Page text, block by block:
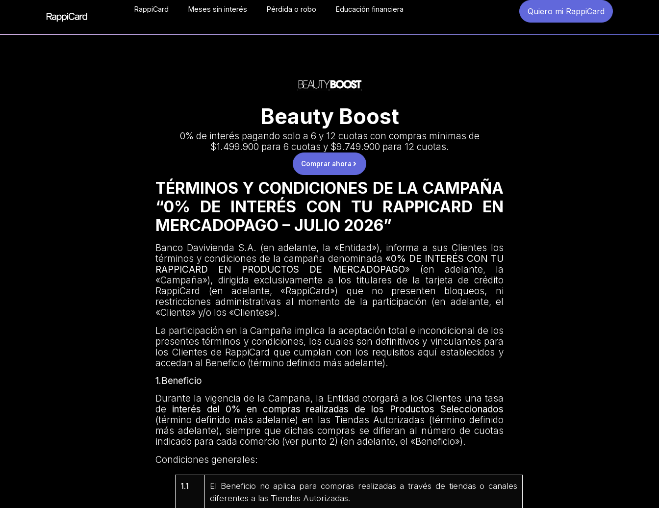
RappiCard Meses sin interés Pérdida o robo Educación financiera Quiero mi RappiCard
Beauty Boost
0% de interés pagando solo a 6 y 12 cuotas con compras mínimas de
$1.499.900 para 6 cuotas y $9.749.900 para 12 cuotas.
Comprar ahora
TÉRMINOS Y CONDICIONES DE LA CAMPAÑA
“0% DE INTERÉS CON TU RAPPICARD EN
MERCADOPAGO – JULIO 2026”
Banco Davivienda S.A. (en adelante, la «Entidad»), informa a sus Clientes los
términos y condiciones de la campaña denominada «0% DE INTERÉS CON TU
RAPPICARD EN PRODUCTOS DE MERCADOPAGO» (en adelante, la
«Campaña»), dirigida exclusivamente a los titulares de la tarjeta de crédito
RappiCard (en adelante, «RappiCard») que no presenten bloqueos, ni
restricciones administrativas al momento de la participación (en adelante, el
«Cliente» y/o los «Clientes»).
La participación en la Campaña implica la aceptación total e incondicional de los
presentes términos y condiciones, los cuales son definitivos y vinculantes para
los Clientes de RappiCard que cumplan con los requisitos aquí establecidos y
accedan al Beneficio (término definido más adelante).
1.Beneficio
Durante la vigencia de la Campaña, la Entidad otorgará a los Clientes una tasa
de interés del 0% en compras realizadas de los Productos Seleccionados
(término definido más adelante) en las Tiendas Autorizadas (término definido
más adelante), siempre que dichas compras se difieran al número de cuotas
indicado para cada comercio (ver punto 2) (en adelante, el «Beneficio»).
Condiciones generales:
1.1
El Beneficio no aplica para compras realizadas a través de tiendas o canales
diferentes a las Tiendas Autorizadas.